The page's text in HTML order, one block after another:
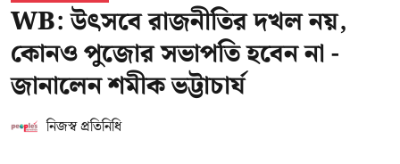
WB: উৎসবে রাজনীতির দখল নয়,
কোনও পুজোর সভাপতি হবেন না -
জানালেন শমীক ভট্টাচার্য
নিজস্ব প্রতিনিধি